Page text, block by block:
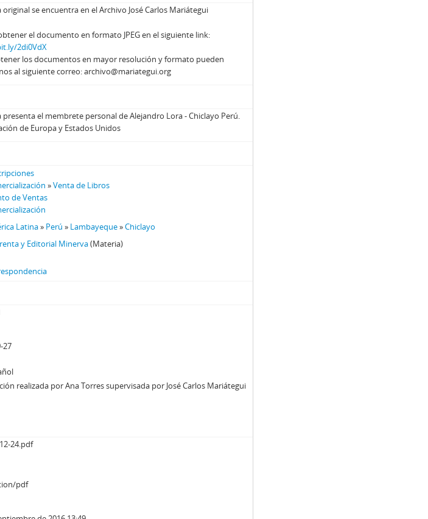
original se encuentra en el Archivo José Carlos Mariátegui
el documento en formato JPEG en el siguiente link:
2di0VdX
los documentos en mayor resolución y formato pueden
al siguiente correo: archivo@mariategui.org
presenta el membrete personal de Alejandro Lora - Chiclayo Perú.
de Europa y Estados Unidos
»Venta de Libros
de Ventas
Latina» Perú » Lambayeque»Chiclayo
y Editorial Minerva(Materia)
27
realizada por Ana Torres supervisada por José Carlos Mariátegui
24.pdf
pdf